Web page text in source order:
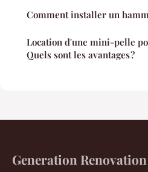
Comment installer un
Location d'une mini-pelle
Quels sont les avantages ?
Generation Renovation